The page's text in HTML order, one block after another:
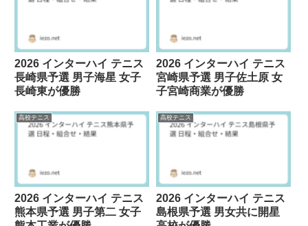
2026 インターハイ テニス
長崎県予選 男子海星 女子
長崎東が優勝
2026 インターハイ テニス
宮崎県予選 男子佐土原 女
子宮崎商業が優勝
高校テニス
2026 インターハイ テニス
熊本県予選 男子第二 女子
高校テニス
2026 インターハイ テニス
島根県予選 男女共に開星